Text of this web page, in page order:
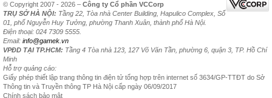
© Copyright 2007 - 2026 – Công ty Cổ phần VCCorp
TRỤ SỞ HÀ NỘI: Tầng 22, Tòa nhà Center Building, Hapulico Complex, Số
01, phố Nguyễn Huy Tưởng, phường Thanh Xuân, thành phố Hà Nội.
Điện thoại: 024 7309 5555.
Email: info@gamek.vn
VPĐD TẠI TP.HCM: Tầng 4 Tòa nhà 123, 127 Võ Văn Tần, phường 6, quận 3, TP. Hồ Chí
Minh
Hỗ trợ quảng cáo:
Giấy phép thiết lập trang thông tin điện tử tổng hợp trên internet số 3634/GP-TTĐT do Sở
Thông tin và Truyền thông TP Hà Nội cấp ngày 06/09/2017
Chính sách bảo mật